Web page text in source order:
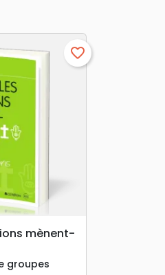
RAPIDE
favorite_border
mènent-
groupes